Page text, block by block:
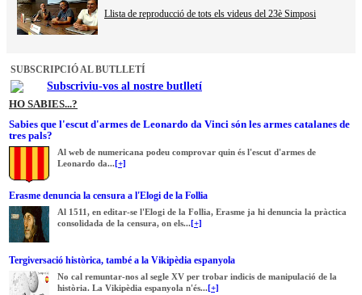
Llista de reproducció de tots els videus del 23è Simposi
SUBSCRIPCIÓ AL BUTLLETÍ
Subscriviu-vos al nostre butlletí
HO SABIES...?
Sabies que l'escut d'armes de Leonardo da Vinci són les armes catalanes de
tres pals?
Al web de numericana podeu comprovar quin és l'escut d'armes de
Leonardo da...[+]
Erasme denuncia la censura a l'Elogi de la Follia
Al 1511, en editar-se l'Elogi de la Follia, Erasme ja hi denuncia la pràctica
consolidada de la censura, on els...[+]
Tergiversació històrica, també a la Vikipèdia espanyola
No cal remuntar-nos al segle XV per trobar indicis de manipulació de la
història. La Vikipèdia espanyola n'és...[+]